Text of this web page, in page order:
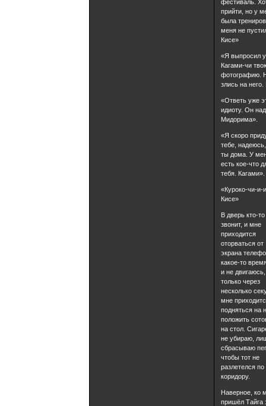
фестиваль.
прийти, но у
была
меня не
Кисе»
«Я выпросил у
Кагами-чи
фотографию.
злись на него.
«Ответь уже
идиоту. Он
Мидорима».
«Я скоро
тебе,
ты дома. У
есть кое-что
тебя. Кагами».
«Куроко-чи-
Кисе»
В дверь кто-то
звонит, и мне
приходится
оторваться от
экрана
какое-то
и не двигаюсь,
только через
несколько
мне
подняться на
положить
на стол.
не убираю,
сбрасываю
чтобы тот не
разлетелся по
коридору.
Наверное, ко
пришёл Тайга